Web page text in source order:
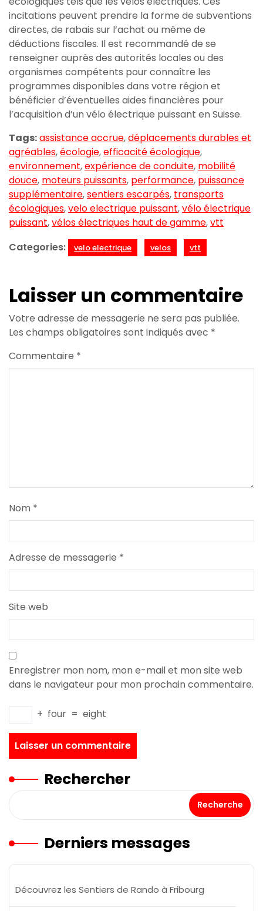
incitations peuvent prendre la forme de subventions
directes, de rabais sur l’achat ou même de
déductions fiscales. Il est recommandé de se
renseigner auprès des autorités locales ou des
organismes compétents pour connaître les
programmes disponibles dans votre région et
bénéficier d’éventuelles aides financières pour
l’acquisition d’un vélo électrique puissant en Suisse.
Tags:assistance accrue,déplacements durables et
agréables,écologie,efficacité écologique,
environnement,expérience de conduite, mobilité
douce, moteurs puissants, performance, puissance
supplémentaire,sentiers escarpés, transports
écologiques,velo electrique puissant,vélo électrique
puissant,vélos électriques haut de gamme,vtt
Categories:
velo electrique velos vtt
Laisser un commentaire
Votre adresse de messagerie ne sera pas publiée.
Les champs obligatoires sont indiqués avec *
Commentaire *
Nom *
Adresse de messagerie *
Site web
Enregistrer mon nom, mon e-mail et mon site web
dans le navigateur pour mon prochain commentaire.
+ four = eight
Rechercher
Recherche
Derniers messages
Découvrez les Sentiers de Rando à Fribourg